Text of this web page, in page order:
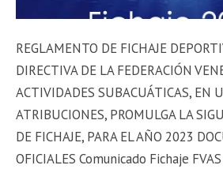
REGLAMENTO DE FICHAJE
DIRECTIVA DE LA FEDERACIÓN
ACTIVIDADES SUBACUÁTICAS, EN
ATRIBUCIONES, PROMULGA LA
DE FICHAJE, PARA EL AÑO 2023
OFICIALES Comunicado Fichaje